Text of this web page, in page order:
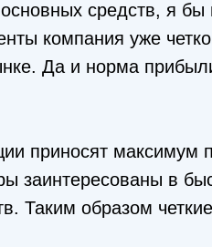
средств, я
компания уже
Да и норма
приносят максимум
заинтересованы в
Таким образом